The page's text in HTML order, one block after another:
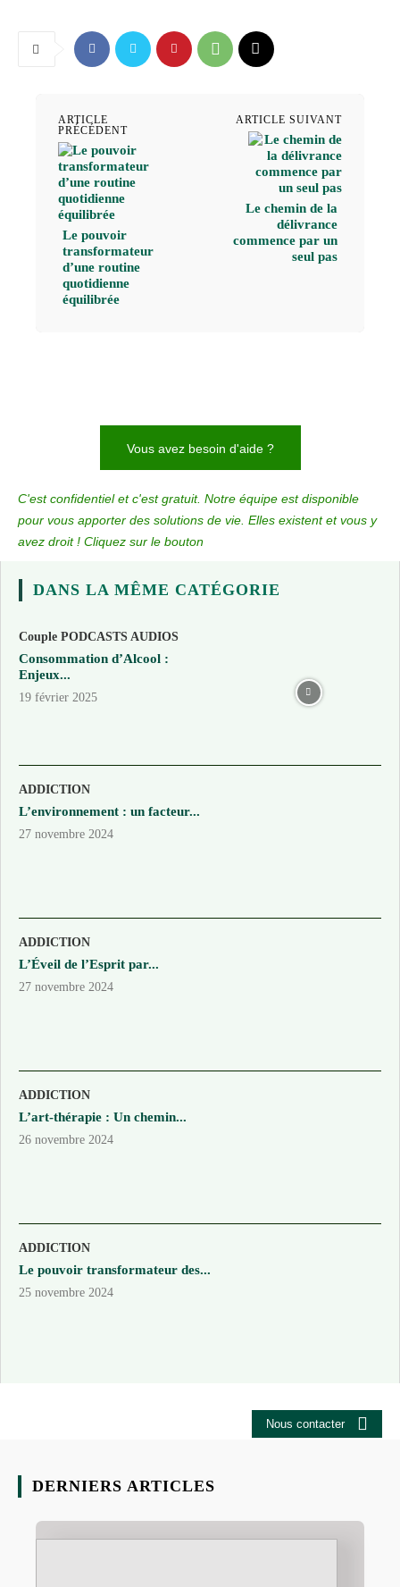
ARTICLE
PRÉCÉDENT
Le pouvoir
transformateur
d’une routine
quotidienne
équilibrée
ARTICLE SUIVANT
Le chemin de la
délivrance
commence par un
seul pas
Vous avez besoin d'aide ?
C'est confidentiel et c'est gratuit. Notre équipe est disponible
pour vous apporter des solutions de vie. Elles existent et vous y
avez droit ! Cliquez sur le bouton
DANS LA MÊME CATÉGORIE
Couple PODCASTS AUDIOS
Consommation d’Alcool :
Enjeux...
19 février 2025
ADDICTION
L’environnement : un facteur...
27 novembre 2024
ADDICTION
L’Éveil de l’Esprit par...
27 novembre 2024
ADDICTION
L’art-thérapie : Un chemin...
26 novembre 2024
ADDICTION
Le pouvoir transformateur des...
25 novembre 2024
Nous contacter
DERNIERS ARTICLES